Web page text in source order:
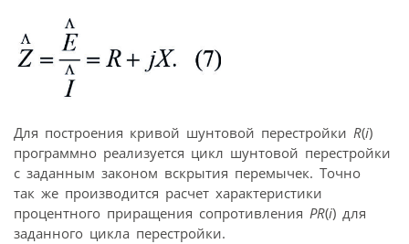
Для построения кривой шунтовой перестройки R(i)
программно реализуется цикл шунтовой перестройки
с заданным законом вскрытия перемычек. Точно
так же производится расчет характеристики
процентного приращения сопротивления PR(i) для
заданного цикла перестройки.